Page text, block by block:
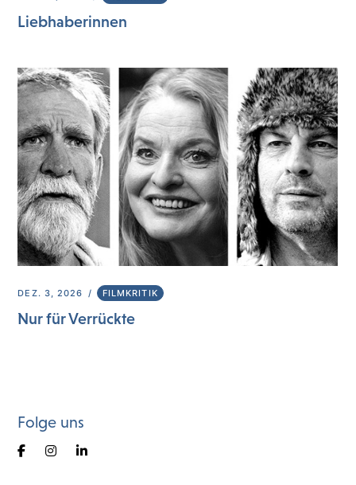
Liebhaberinnen
DEZ. 3, 2026 FILMKRITIK
Nur für Verrückte
Folge uns